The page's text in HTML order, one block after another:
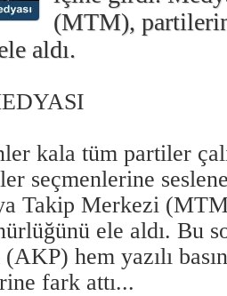
(MTM),
aldı.
kala tüm partiler
seçmenlerine
Takip Merkezi
ele aldı. Bu
hem yazılı
fark attı...